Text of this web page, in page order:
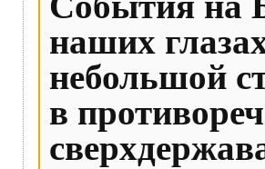
наших
небольшой
в